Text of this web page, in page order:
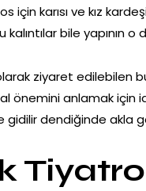
için karısı ve kız
kalıntılar bile
ziyaret edilebilen
önemini anlamak için
gidilir dendiğinde akla
Tiyatro